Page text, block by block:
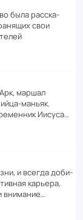
была расска­
свои
маршал
маньяк.
Иисуса…
и всегда доби­
карьера,
внимание…